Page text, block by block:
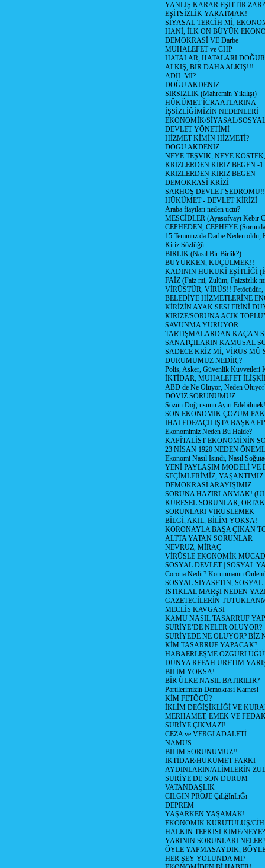
YANLIŞ KARAR EŞİTTİR
EŞİTSİZLİK YARATMAK!
SİYASAL TERCİH Mİ,
HANİ, İLK ON BÜYÜK
DEMOKRASİ VE Darbe
MUHALEFET ve CHP
HATALAR, HATALARI
ALKIŞ, BİR DAHA ALKIŞ!!!
ADİL Mİ?
DOĞU AKDENİZ
SIRSIZLIK (Mahremin Yıkılışı)
HÜKÜMET İCRAATLARINA
İŞSİZLİĞİMİZİN NEDENLERİ
EKONOMİK/SİYASAL/
DEVLET YÖNETİMİ
HİZMET KİMİN HİZMETİ?
DOGU AKDENİZ
NEYE TEŞVİK, NEYE
KRİZLERDEN KİRİZ BEGEN -1
KRİZLERDEN KİRİZ BEGEN
DEMOKRASİ KRİZİ
SARHOŞ DEVLET SEDROMU!!
HÜKÜMET - DEVLET KİRİZİ
Araba fiaytları neden uctu?
MESCİDLER (Ayasofyayı Kebir
CEPHEDEN, CEPHEYE
15 Temmuz da Darbe Neden oldu,
Kiriz Sözlüğü
BİRLİK (Nasıl Bir Birlik?)
BÜYÜRKEN, KÜÇÜLMEK!!
KADININ HUKUKİ EŞİTLİĞİ
FAİZ (Faiz mi, Zulüm, Faizsizlik
VİRÜSTÜR, VİRÜS!! Fetöcüdür,
BELEDİYE HİZMETLERİNE
KİRİZİN AYAK SESLERİNİ
KİRİZE/SORUNA ACIK
SAVUNMA YÜRÜYOR
TARTIŞMALARDAN KAÇAN
SANATÇILARIN KAMUSAL
SADECE KRİZ Mİ, VİRÜS MÜ
DURUMUMUZ NEDİR,?
Polis, Asker, Güvenlik Kuvvetleri
İKTİDAR, MUHALEFET
ABD de Ne Oluyor, Neden
DÖVİZ SORUNUMUZ
Sözün Doğrusunu Ayırt Edebilmek!
SON EKONOMİK ÇÖZÜM
İHALEDE/AÇILIŞTA BAŞKA
Ekonomimiz Neden Bu Halde?
KAPİTALİST EKONOMİNİN
23 NİSAN 1920 NEDEN
Ekonomi Nasıl Isındı, Nasıl
YENİ PAYLAŞIM MODELİ VE
SEÇİMLERİMİZ, YAŞANTIMIZ
DEMOKRASİ ARAYIŞIMIZ
SORUNA HAZIRLANMAK!
KÜRESEL SORUNLAR,
SORUNLARI VİRÜSLEMEK
BİLGİ, AKIL, BİLİM YOKSA!
KORONAYLA BAŞA ÇIKAN
ALTTA YATAN SORUNLAR
NEVRUZ, MİRAÇ
VİRÜSLE EKONOMİK
SOSYAL DEVLET | SOSYAL
Corona Nedir? Korunmanın
SOSYAL SİYASETİN,
İSTİKLAL MARŞI NEDEN
GAZETECİLERİN
MECLİS KAVGASI
KAMU NASIL TASARRUF
SURİYE’DE NELER OLUYOR?
SURİYEDE NE OLUYOR? BİZ
KİM TASARRUF YAPACAK?
HABAERLEŞME
DÜNYA REFAH ÜRETİM
BİLİM YOKSA!
BİR ÜLKE NASIL BATIRILIR?
Partilerimizin Demokrasi Karnesi
KİM FETÖCÜ?
İKLİM DEĞİŞİKLİĞİ VE
MERHAMET, EMEK VE
SURİYE ÇIKMAZI!
CEZA ve VERGİ ADALETİ
NAMUS
BİLİM SORUNUMUZ!!
İKTİDAR/HÜKÜMET FARKI
AYDINLARIN/ALİMLERİN
SURİYE DE SON DURUM
VATANDAŞLIK
CILGIN PROJE ÇıLğInLıĞı
DEPREM
YAŞARKEN YAŞAMAK!
EKONOMİK KURUTULUŞ/
HALKIN TEPKİSİ KİME/NEYE?
YARININ SORUNLARI NELER?
ÖYLE YAPMASAYDIK,
HER ŞEY YOLUNDA MI?